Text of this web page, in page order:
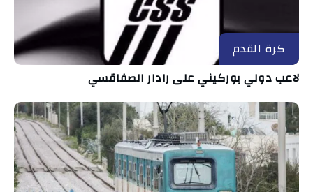
كرة القدم
لاعب دولي بوركيني على رادار الصفاقسي